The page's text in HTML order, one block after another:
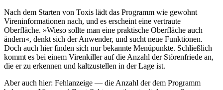
Nach dem Starten von Toxis lädt das Programm wie gewohnt
Vireninformationen nach, und es erscheint eine vertraute
Oberfläche. »Wieso sollte man eine praktische Oberfläche auch
ändern«, denkt sich der Anwender, und sucht neue Funktionen.
Doch auch hier finden sich nur bekannte Menüpunkte. Schließlich
kommt es bei einem Virenkiller auf die Anzahl der Störenfriede an,
die er zu erkennen und kaltzustellen in der Lage ist.
Aber auch hier: Fehlanzeige — die Anzahl der dem Programm